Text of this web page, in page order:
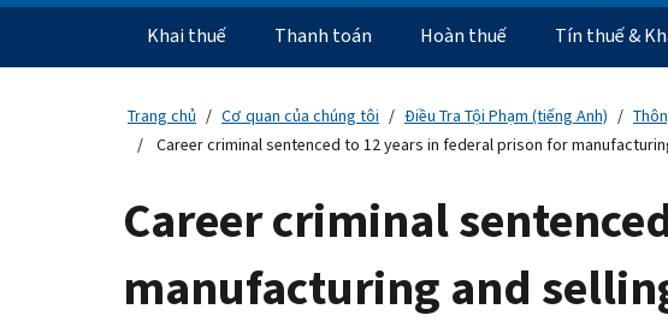
Điều
hướng
chính
Khai thuế Thanh toán Hoàn thuế Tín thuế &
Trang chủ Cơ quan của chúng tôi Điều Tra Tội Phạm (tiếng Anh)
Career criminal sentenced to 12 years in federal prison for
Career criminal
manufacturing and